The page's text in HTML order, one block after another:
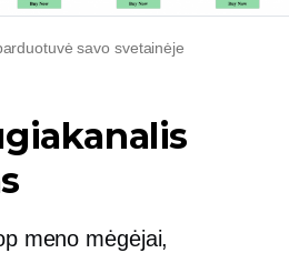
savo svetainėje
meno mėgėjai,